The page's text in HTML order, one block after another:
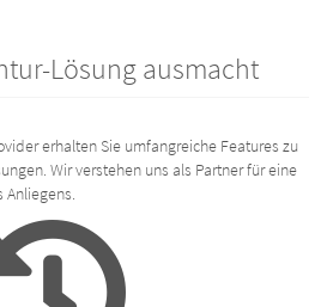
Lösung ausmacht
erhalten Sie umfangreiche Features zu
Wir verstehen uns als Partner für eine
Anliegens.